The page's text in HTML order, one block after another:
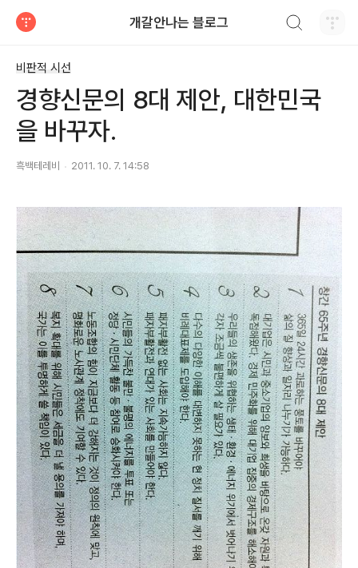
개갈안나는 블로그
비판적 시선
경향신문의 8대 제안, 대한민국
을 바꾸자.
흑백테레비 2011. 10. 7. 14:58